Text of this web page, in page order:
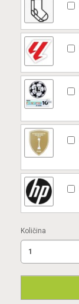
Količina